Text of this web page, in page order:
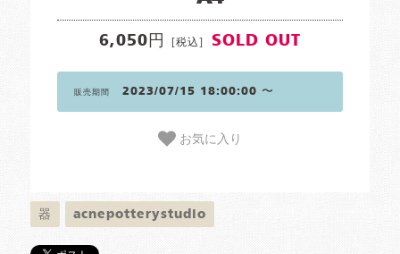
6,050円 [税込] SOLD OUT
販売期間 2023/07/15 18:00:00 〜
お気に入り
器 acnepotterystudio